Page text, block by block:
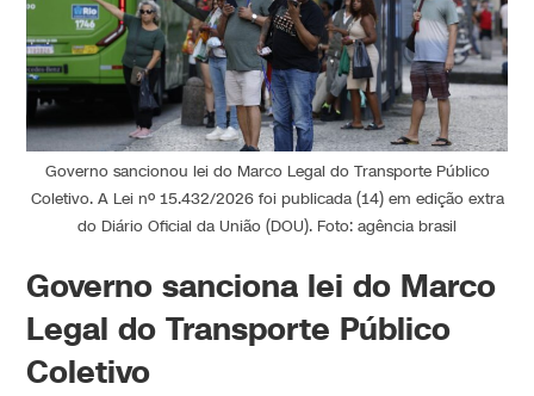
Governo sancionou lei do Marco Legal do Transporte Público
Coletivo. A Lei nº 15.432/2026 foi publicada (14) em edição extra
do Diário Oficial da União (DOU). Foto: agência brasil
Governo sanciona lei do Marco
Legal do Transporte Público
Coletivo